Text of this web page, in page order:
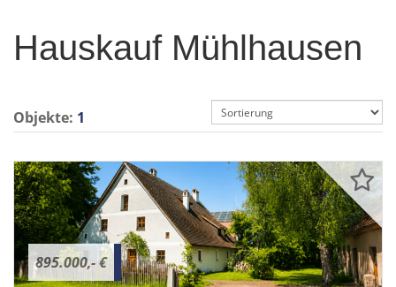
Hauskauf Mühlhausen
Objekte: 1
895.000,- €